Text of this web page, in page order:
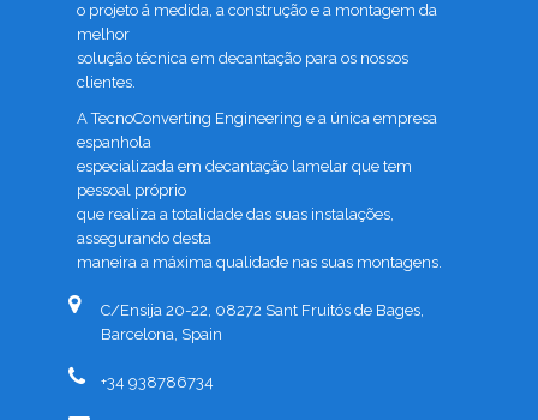
o projeto á medida, a construção e a montagem da
melhor
solução técnica em decantação para os nossos
clientes.
A TecnoConverting Engineering e a única empresa
espanhola
especializada em decantação lamelar que tem
pessoal próprio
que realiza a totalidade das suas instalações,
assegurando desta
maneira a máxima qualidade nas suas montagens.
C/Ensija 20-22, 08272 Sant Fruitós de Bages,
Barcelona, Spain
+34 938786734